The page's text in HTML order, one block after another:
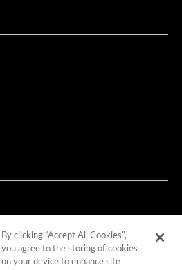
By clicking “Accept All Cookies”,
you agree to the storing of cookies
on your device to enhance site